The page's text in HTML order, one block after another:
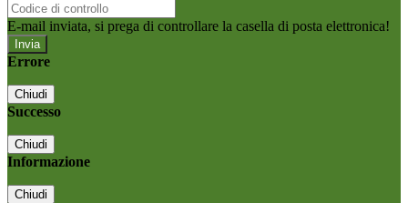
E-mail inviata, si prega di controllare la casella di posta elettronica!
Errore
Chiudi
Successo
Chiudi
Informazione
Chiudi